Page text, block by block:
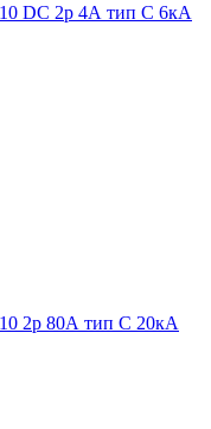
DC 2p 4А тип C 6кА
2p 80А тип C 20кА